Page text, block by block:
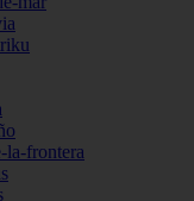
la-frontera